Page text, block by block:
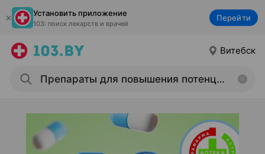
Установить приложение
103: поиск лекарств и врачей
Перейти
Витебск